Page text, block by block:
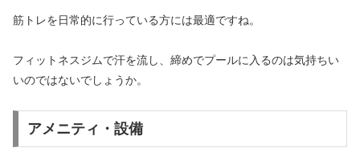
筋トレを日常的に行っている方には最適ですね。
フィットネスジムで汗を流し、締めでプールに入るのは気持ちい
いのではないでしょうか。
アメニティ・設備